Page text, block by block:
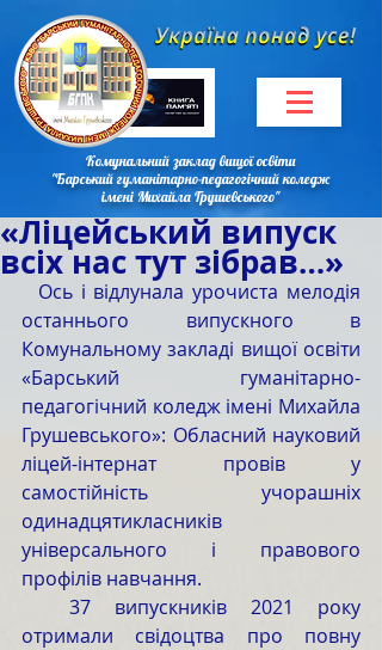
Комунальний заклад вищої освіти
"Барський гуманітарно-педагогічний коледж
імені Михайла Грушевського"
«Ліцейський випуск
всіх нас тут зібрав…»
останнього випускного в
Комунальному закладі вищої освіти
«Барський гуманітарно-
педагогічний коледж імені Михайла
Грушевського»: Обласний науковий
ліцей-інтернат провів у
самостійність учорашніх
одинадцятикласників
універсального і правового
профілів навчання.
отримали свідоцтва про повну